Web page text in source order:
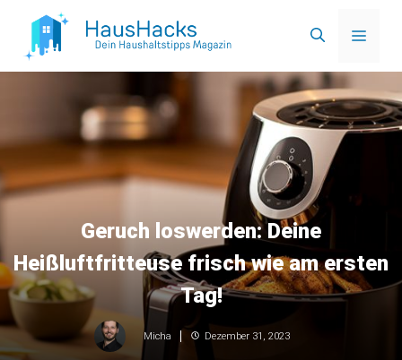
springen
Menü
Geruch loswerden: Deine
Heißluftfritteuse frisch wie am ersten
Tag!
Micha Dezember 31, 2023